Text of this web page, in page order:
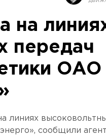
на
передач
ОАО
линиях
сообщили